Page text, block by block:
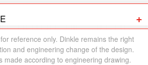
reference only. Dinkle remains the right
and engineering change of the design.
made according to engineering drawing.